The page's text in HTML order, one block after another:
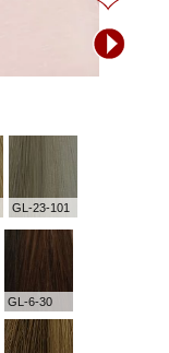
GL-23-101
GL-6-30